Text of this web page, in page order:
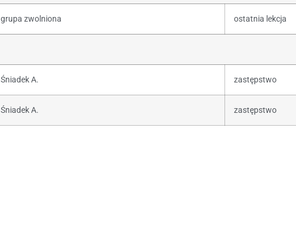
grupa zwolniona ostatnia lekcja
Śniadek A. zastępstwo
Śniadek A. zastępstwo